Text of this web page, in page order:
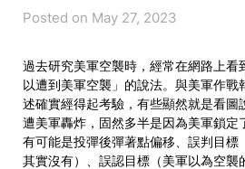
Posted on May 27, 2023
過去研究美軍空襲時，經常在網路上看
以遭到美軍空襲」的說法。與美軍作戰
述確實經得起考驗，有些顯然就是看圖
遭美軍轟炸，固然多半是因為美軍鎖定
有可能是投彈後彈著點偏移、誤判目標
其實沒有）、誤認目標（美軍以為空襲